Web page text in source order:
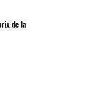
annoncé par le
somme importante
à Hannut
de la